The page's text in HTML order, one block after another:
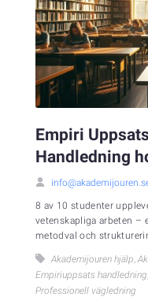
Empiri
Handledning
8 av 10 studenter
vetenskapliga arbeten –
metodval och
Akademijouren hjälp,
Empiriuppsats handledning
Professionell vägledning